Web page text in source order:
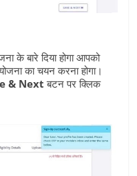
के बारे दिया होगा आपको
का चयन करना होगा।
& Next बटन पर क्लिक